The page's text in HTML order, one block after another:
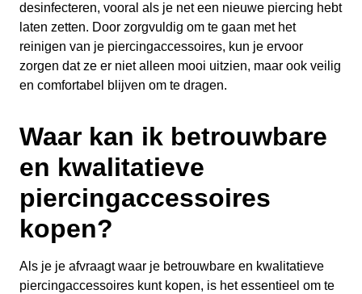
desinfecteren, vooral als je net een nieuwe piercing hebt
laten zetten. Door zorgvuldig om te gaan met het
reinigen van je piercingaccessoires, kun je ervoor
zorgen dat ze er niet alleen mooi uitzien, maar ook veilig
en comfortabel blijven om te dragen.
Waar kan ik betrouwbare
en kwalitatieve
piercingaccessoires
kopen?
Als je je afvraagt waar je betrouwbare en kwalitatieve
piercingaccessoires kunt kopen, is het essentieel om te